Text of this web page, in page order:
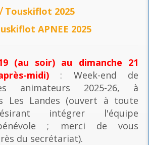
Touskiflot 2025
APNEE 2025
(au soir) au dimanche 21
midi): Week-end de
animateurs 2025-26, à
Les Landes (ouvert à toute
intégrer l'équipe
; merci de vous
du secrétariat).